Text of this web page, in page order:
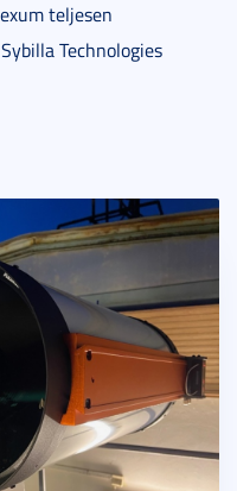
teljesen
Technologies